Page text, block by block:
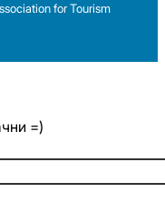
for Tourism
=)